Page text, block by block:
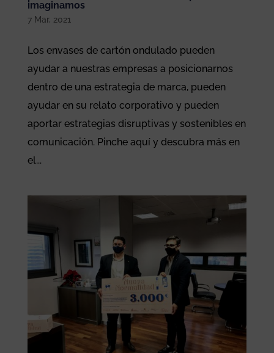
imaginamos
7 Mar, 2021
Los envases de cartón ondulado pueden
ayudar a nuestras empresas a posicionarnos
dentro de una estrategia de marca, pueden
ayudar en su relato corporativo y pueden
aportar estrategias disruptivas y sostenibles en
comunicación. Pinche aquí y descubra más en
el...